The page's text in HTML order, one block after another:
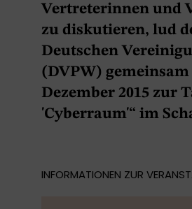
Vertreterinnen und
zu diskutieren, lud
Deutschen
(DVPW)
Dezember 2015 zur
'Cyberraum'“ im
INFORMATIONEN ZUR